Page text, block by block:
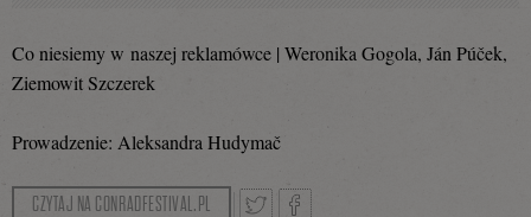
Co niesiemy w naszej reklamówce | Weronika Gogola, Ján Púček,
Ziemowit Szczerek
Prowadzenie: Aleksandra Hudymač
CZYTAJ NA CONRADFESTIVAL.PL